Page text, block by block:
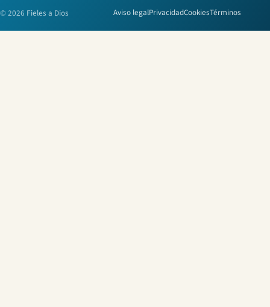
© 2026 Fieles a Dios Aviso legalPrivacidadCookiesTérminos